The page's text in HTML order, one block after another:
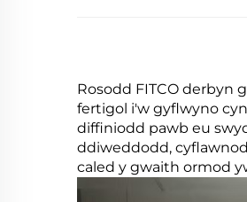
Rosodd FITCO derbyn
fertigol i'w gyflwyno
diffiniodd pawb eu
ddiweddodd,
caled y gwaith ormod